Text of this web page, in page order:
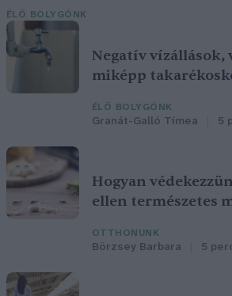
ÉLŐ BOLYGÓNK
Negatív vízállások,
miképp
ÉLŐ BOLYGÓNK
Granát-Galló Tímea 5
Hogyan
ellen természetes
OTTHONUNK
Börzsey Barbara 5